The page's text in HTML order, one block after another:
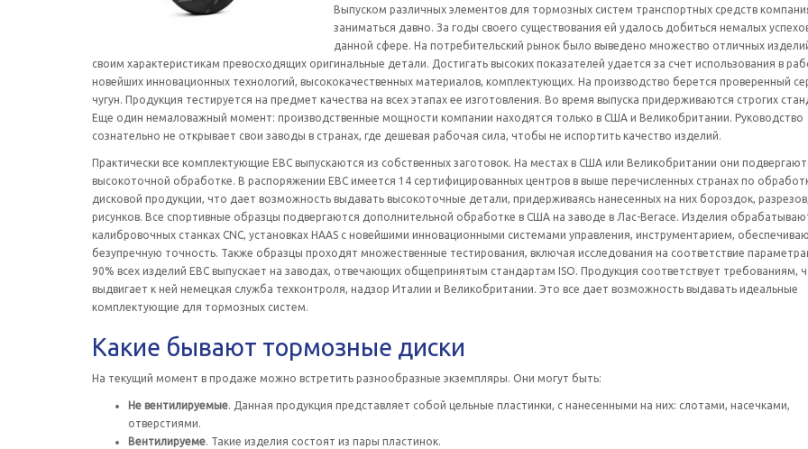
Выпуском различных элементов для тормозных систем транспортных средств
заниматься давно. За годы своего существования ей удалось добиться немалых
данной сфере. На потребительский рынок было выведено множество отличных
своим характеристикам превосходящих оригинальные детали. Достигать высоких показателей удается за счет использования в
новейших инновационных технологий, высококачественных материалов, комплектующих. На производство берется проверенный
чугун. Продукция тестируется на предмет качества на всех этапах ее изготовления. Во время выпуска придерживаются строгих
Еще один немаловажный момент: производственные мощности компании находятся только в США и Великобритании. Руководство
сознательно не открывает свои заводы в странах, где дешевая рабочая сила, чтобы не испортить качество изделий.
Практически все комплектующие ЕВС выпускаются из собственных заготовок. На местах в США или Великобритании они
высокоточной обработке. В распоряжении ЕВС имеется 14 сертифицированных центров в выше перечисленных странах по
дисковой продукции, что дает возможность выдавать высокоточные детали, придерживаясь нанесенных на них бороздок, разрезов,
рисунков. Все спортивные образцы подвергаются дополнительной обработке в США на заводе в Лас-Вегасе. Изделия
калибровочных станках CNC, установках HAAS с новейшими инновационными системами управления, инструментарием,
безупречную точность. Также образцы проходят множественные тестирования, включая исследования на соответствие
90% всех изделий ЕВС выпускает на заводах, отвечающих общепринятым стандартам ISO. Продукция соответствует требованиям,
выдвигает к ней немецкая служба техконтроля, надзор Италии и Великобритании. Это все дает возможность выдавать идеальные
комплектующие для тормозных систем.
Какие бывают тормозные диски
На текущий момент в продаже можно встретить разнообразные экземпляры. Они могут быть:
Не вентилируемые. Данная продукция представляет собой цельные пластинки, с нанесенными на них: слотами, насечками,
отверстиями.
Вентилируеме. Такие изделия состоят из пары пластинок.